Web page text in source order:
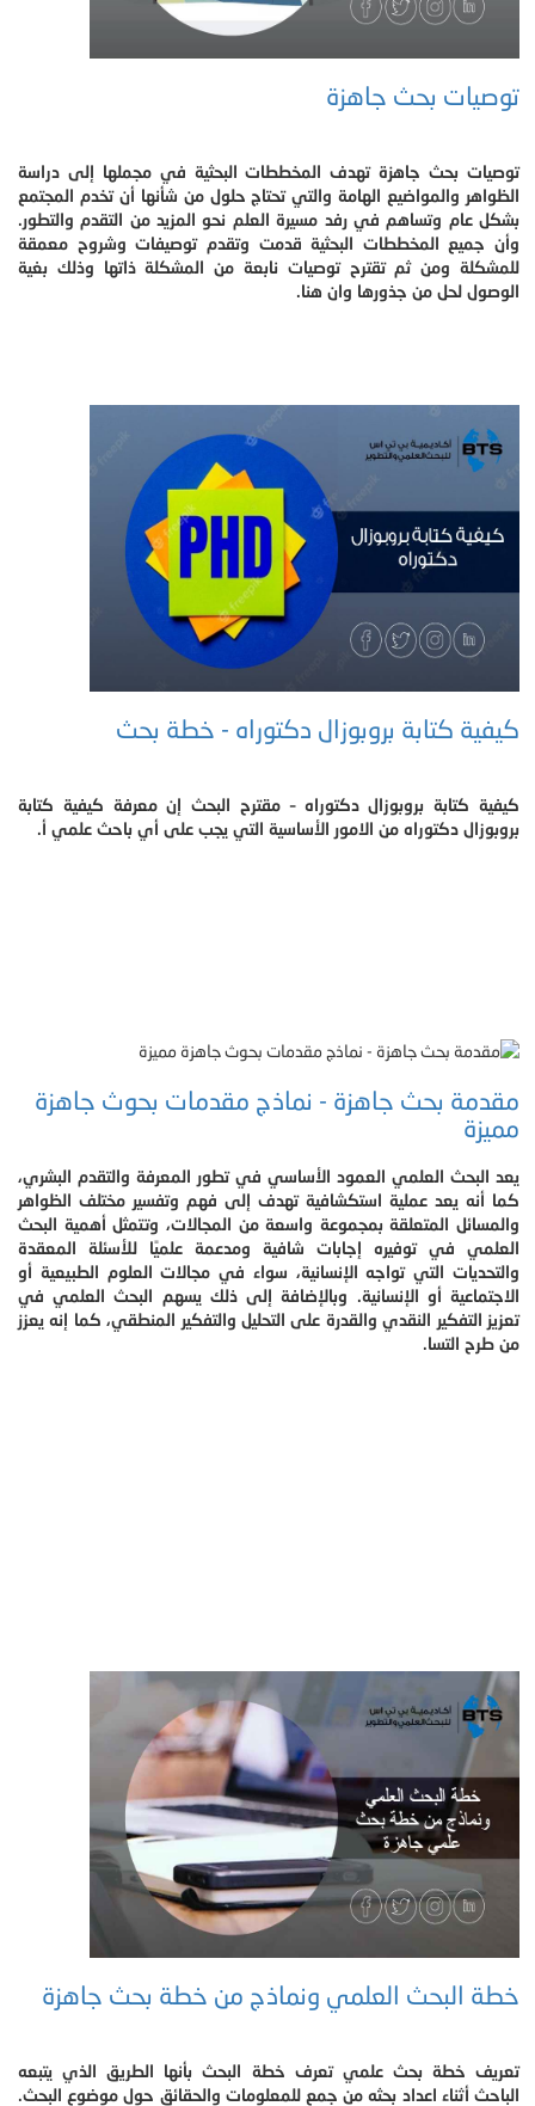
توصيات بحث جاهزة
توصيات بحث جاهزة تهدف المخططات البحثية في مجملها إلى دراسة
الظواهر والمواضيع الهامة والتي تحتاج حلول من شأنها أن تخدم المجتمع
بشكل عام وتساهم في رفد مسيرة العلم نحو المزيد من التقدم والتطور.
وأن جميع المخططات البحثية قدمت وتقدم توصيفات وشروح معمقة
للمشكلة ومن ثم تقترح توصيات نابعة من المشكلة ذاتها وذلك بغية
الوصول لحل من جذورها وان هنا.
كيفية كتابة بروبوزال دكتوراه - خطة بحث
كيفية كتابة بروبوزال دكتوراه – مقترح البحث إن معرفة كيفية كتابة
بروبوزال دكتوراه من الامور الأساسية التي يجب على أي باحث علمي أ.
مقدمة بحث جاهزة - نماذج مقدمات بحوث جاهزة
مميزة
يعد البحث العلمي العمود الأساسي في تطور المعرفة والتقدم البشري،
كما أنه يعد عملية استكشافية تهدف إلى فهم وتفسير مختلف الظواهر
والمسائل المتعلقة بمجموعة واسعة من المجالات، وتتمثل أهمية البحث
العلمي في توفيره إجابات شافية ومدعمة علميًا للأسئلة المعقدة
والتحديات التي تواجه الإنسانية، سواء في مجالات العلوم الطبيعية أو
الاجتماعية أو الإنسانية. وبالإضافة إلى ذلك يسهم البحث العلمي في
تعزيز التفكير النقدي والقدرة على التحليل والتفكير المنطقي، كما إنه يعزز
من طرح التسا.
خطة البحث العلمي ونماذج من خطة بحث جاهزة
تعريف خطة بحث علمي تعرف خطة البحث بأنها الطريق الذي يتبعه
الباحث أثناء اعداد بحثه من جمع للمعلومات والحقائق حول موضوع البحث.